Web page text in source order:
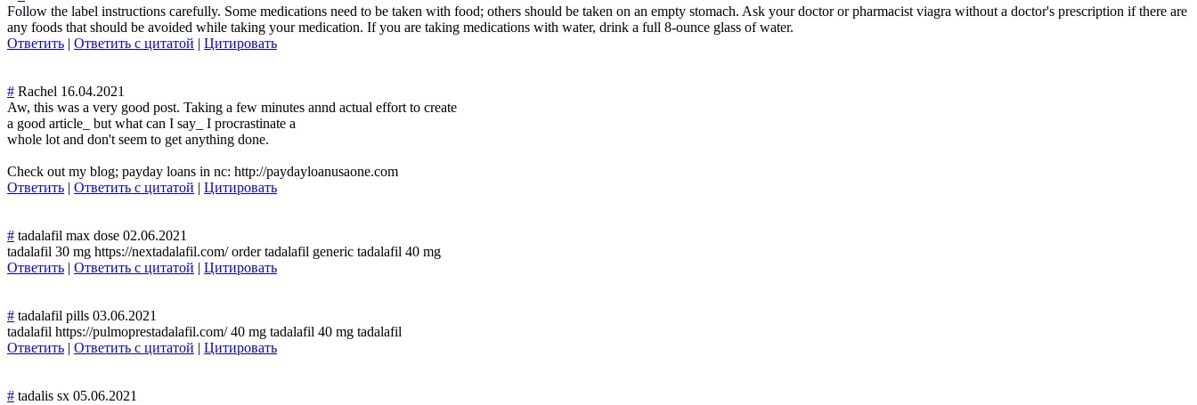
Follow the label instructions carefully. Some medications need to be taken with food; others should be taken on an empty stomach. Ask your doctor or pharmacist viagra without a doctor's prescription if there are
any foods that should be avoided while taking your medication. If you are taking medications with water, drink a full 8-ounce glass of water.
Ответить | Ответить с цитатой | Цитировать
# Rachel 16.04.2021
Aw, this was a very good post. Taking a few minutes annd actual effort to create
a good article_ but what can I say_ I procrastinate a
whole lot and don't seem to get anything done.
Check out my blog; payday loans in nc: http://paydayloanusaone.com
Ответить | Ответить с цитатой | Цитировать
# tadalafil max dose 02.06.2021
tadalafil 30 mg https://nextadalafil.com/ order tadalafil generic tadalafil 40 mg
Ответить | Ответить с цитатой | Цитировать
# tadalafil pills 03.06.2021
tadalafil https://pulmoprestadalafil.com/ 40 mg tadalafil 40 mg tadalafil
Ответить | Ответить с цитатой | Цитировать
# tadalis sx 05.06.2021